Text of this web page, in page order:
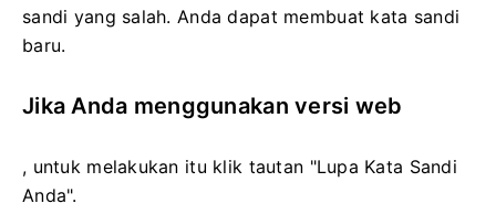
sandi yang salah. Anda dapat membuat kata sandi
baru.
Jika Anda menggunakan versi web
, untuk melakukan itu klik tautan "Lupa Kata Sandi
Anda".